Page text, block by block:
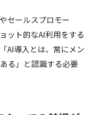
セールスプロモー
ット的なAI利用をする
AI導入とは、常にメン
る」と認識する必要